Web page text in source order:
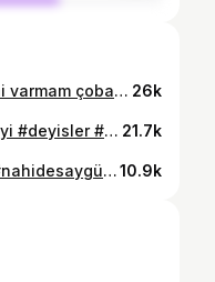
Vallahi varmam çobana Billahi varmam çobana Çoban yolu şaşırır Alır gider yabana 🎻🎶 Söz / Müzik : Halit Önür 26k
Benim pirim🕊️🪽✨🪶 #şahhatayi #deyisler #canlı #nahideakkal #nahidesaygünakkal #thm 21.7k
TEVHİD🕊️🕊️🕊️ #nahideakkal #nahidesaygünakkal #thm #deyiş #malatya #sivas #pirsultanabdaltürküleri #keşfetteyiz #keşfet #keşfetedüş #canlı #konser #resimheykelmüzesi #ankara10.9k